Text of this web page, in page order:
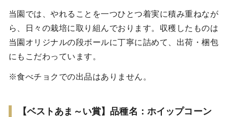
当園では、やれることを一つひとつ着実に積み重ねなが
ら、日々の栽培に取り組んでおります。収穫したものは
当園オリジナルの段ボールに丁寧に詰めて、出荷・梱包
にもこだわっています。
※食べチョクでの出品はありません。
【ベストあま～い賞】品種名：ホイップコーン